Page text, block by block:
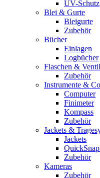
UV-Schutz
Blei & Gurte
Bleigurte
Zubehör
Bücher
Einlagen
Logbücher
Flaschen &
Zubehör
Instrumente &
Computer
Finimeter
Kompass
Zubehör
Jackets &
Jackets
Zubehör
Kameras
Zubehör